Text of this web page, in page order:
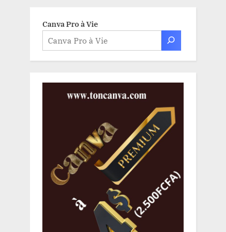
Canva Pro à Vie